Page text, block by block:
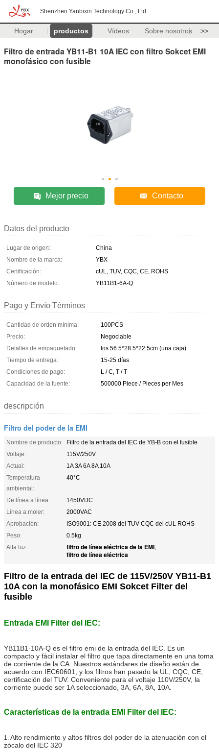
Shenzhen Yanbixin Technology Co., Ltd.
Hogar productos Vídeos Sobre nosotros >>
Filtro de entrada YB11-B1 10A IEC con filtro Sokcet EMI
monofásico con fusible
Mejor precio Contacto
Datos del producto
Lugar de origen:
China
Nombre de la marca:
YBX
Certificación:
cUL, TUV, CQC, CE, ROHS
Número de modelo:
YB11B1-6A-Q
Pago y Envío Términos
Cantidad de orden mínima:
100PCS
Precio:
Negociable
Detalles de empaquetado:
los 56.5*28.5*22.5cm (una caja)
Tiempo de entrega:
15-25 días
Condiciones de pago:
L / C, T / T
Capacidad de la fuente:
500000 Piece / Pieces per Mes
descripción
Filtro del poder de la EMI
Nombre de producto:
Filtro de la entrada del IEC de YB-B con el fusible
Voltaje:
115V/250V
Actual:
1A 3A 6A 8A 10A
Temperatura
ambiental:
40°C
De línea a línea:
1450VDC
Línea a moler:
2000VAC
Aprobación:
ISO9001: CE 2008 del TUV CQC del cUL ROHS
Peso:
0.5kg
Alta luz:
filtro de línea eléctrica de la EMI,
filtro de línea eléctrica
Filtro de la entrada del IEC de 115V/250V YB11-B1
10A con la monofásico EMI Sokcet Filter del
fusible
Entrada EMI Filter del IEC:
YB11B1-10A-Q es el filtro emi de la entrada del IEC. Es un
compacto y fácil instalar el filtro que tapa directamente en una toma
de corriente de la CA. Nuestros estándares de diseño están de
acuerdo con IEC60601, y los filtros han pasado la UL, CQC, CE,
certificación del TUV. Conveniente para el voltaje 110V/250V, la
corriente puede ser 1A seleccionado, 3A, 6A, 8A, 10A.
Características de la entrada EMI Filter del IEC:
1. Alto rendimiento y altos filtros del poder de la atenuación con el
zócalo del IEC 320